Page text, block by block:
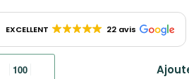
EXCELLENT 22 avis